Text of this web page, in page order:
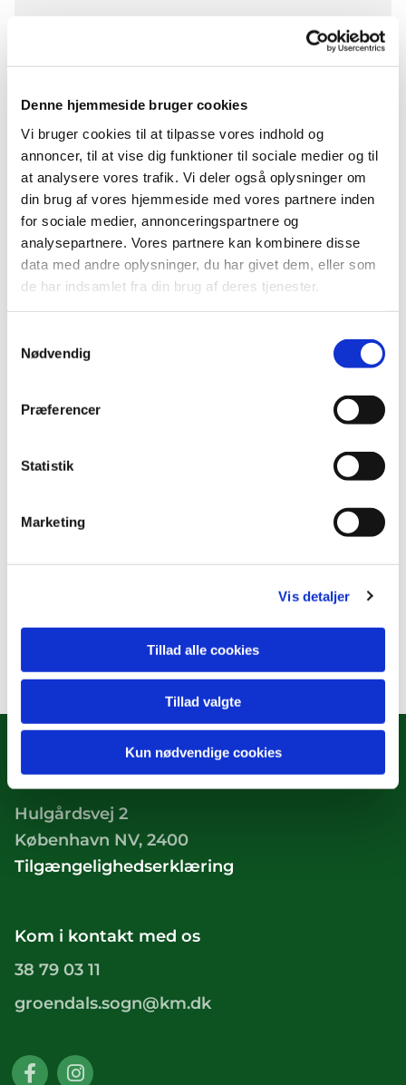
Denne hjemmeside bruger cookies
Vi bruger cookies til at tilpasse vores indhold og
annoncer, til at vise dig funktioner til sociale medier og til
at analysere vores trafik. Vi deler også oplysninger om
din brug af vores hjemmeside med vores partnere inden
for sociale medier, annonceringspartnere og
analysepartnere. Vores partnere kan kombinere disse
data med andre oplysninger, du har givet dem, eller som
de har indsamlet fra din brug af deres tjenester.
Nødvendig
Præferencer
Statistik
Marketing
Vis detaljer
Tillad alle cookies
Tillad valgte
Kun nødvendige cookies
strikketøj? Har du skuffen fuld af ikke-færdiggjorte
projekter eller måske bare en nederdel der skal
lægges op?
Så kom og vær med i Onsdags-nørklerne i
Grøndalskirkens krypt. Onsdags-nørklerne er tænkt
som et sted for fælles inspiration, hvor man
medbringer sine egne projekter.
Hulgårdsvej 2
København NV, 2400
Tilgængelighedserklæring
Kom i kontakt med os
38 79 03 11
groendals.sogn@km.dk